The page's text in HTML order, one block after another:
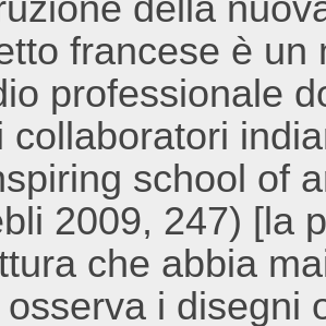
francese è
professionale
collaboratori
school of
2009, 247) [la
che abbia
i disegni